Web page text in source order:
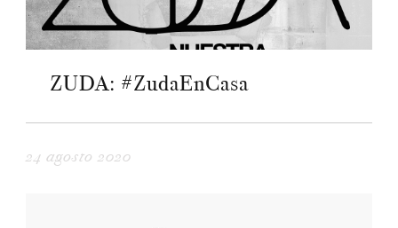
ZUDA: #ZudaEnCasa
24 agosto 2020